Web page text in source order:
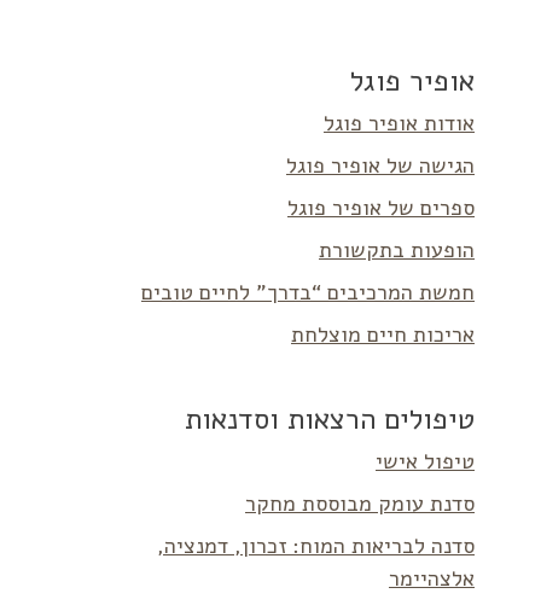
אופיר פוגל
אודות אופיר פוגל
הגישה של אופיר פוגל
ספרים של אופיר פוגל
הופעות בתקשורת
חמשת המרכיבים “בדרך” לחיים טובים
אריכות חיים מוצלחת
טיפולים הרצאות וסדנאות
טיפול אישי
סדנת עומק מבוססת מחקר
סדנה לבריאות המוח: זכרון, דמנציה,
אלצהיימר